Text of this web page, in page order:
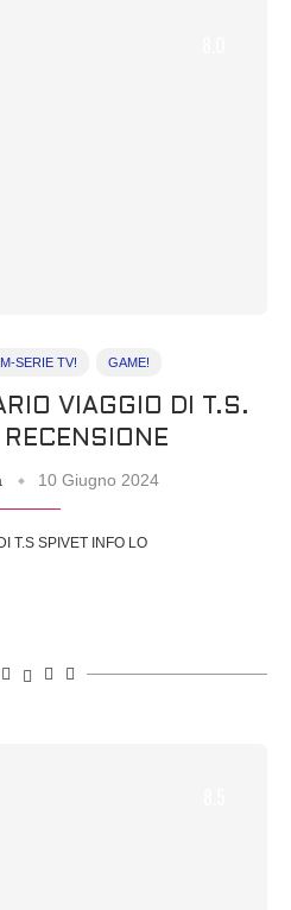
SERIE TV! GAME!
VIAGGIO DI T.S.
10 Giugno 2024
T.S SPIVET INFO LO